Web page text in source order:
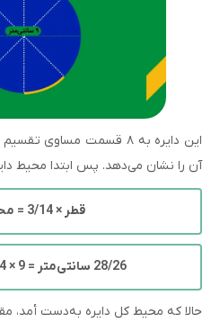
آن را نشان می‌دهد. پس ابتدا محیط
قطر × 3/14 = محیط دایره
28/26 سانتی‌متر = 9 × 3/14=محیط دایره